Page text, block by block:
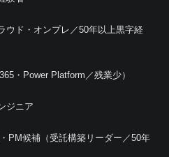
ウド・オンプレ／50年以上黒字経
・Power Platform／残業少）
ジニア
PM候補（受託構築リーダー／50年